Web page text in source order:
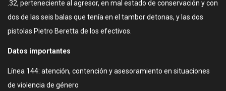
.32, perteneciente al agresor, en mal estado de conservación y con
dos de las seis balas que tenía en el tambor detonas, y las dos
pistolas Pietro Beretta de los efectivos.
Datos importantes
Línea 144: atención, contención y asesoramiento en situaciones
de violencia de género